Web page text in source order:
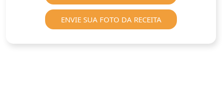
ENVIE SUA FOTO DA RECEITA